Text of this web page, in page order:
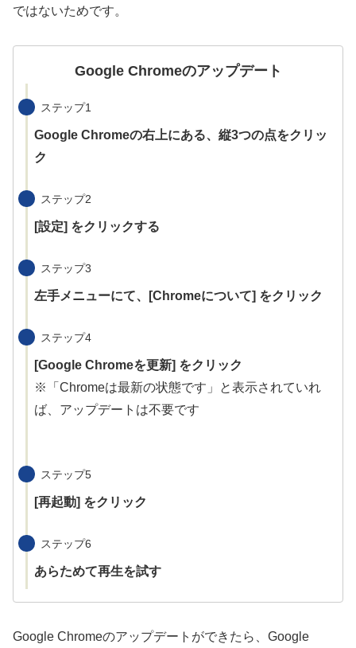
ではないためです。
Google Chromeのアップデート
ステップ1
Google Chromeの右上にある、縦3つの点をクリッ
ク
ステップ2
[設定] をクリックする
ステップ3
左手メニューにて、[Chromeについて] をクリック
ステップ4
[Google Chromeを更新] をクリック
※「Chromeは最新の状態です」と表示されていれ
ば、アップデートは不要です
ステップ5
[再起動] をクリック
ステップ6
あらためて再生を試す
Google Chromeのアップデートができたら、Google